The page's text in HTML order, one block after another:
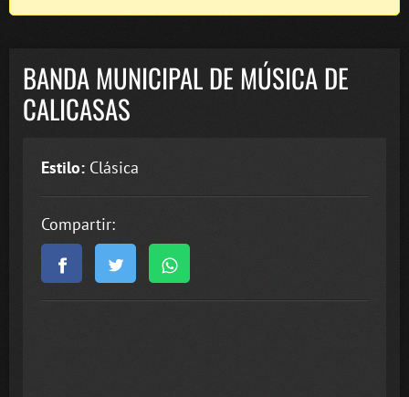
BANDA MUNICIPAL DE MÚSICA DE
CALICASAS
Estilo: Clásica
Compartir: